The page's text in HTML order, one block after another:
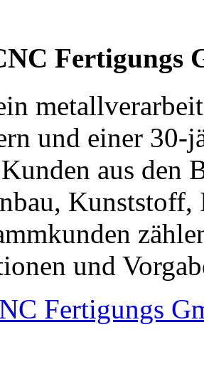
Fertigungs
und einer 30-
aus den
und
Fertigungs